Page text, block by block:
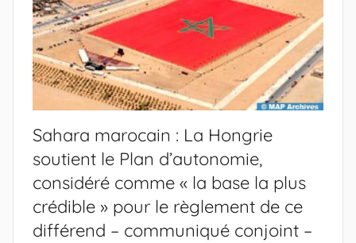
Sahara marocain : La Hongrie
soutient le Plan d’autonomie,
considéré comme « la base la plus
crédible » pour le règlement de ce
différend – communiqué conjoint –